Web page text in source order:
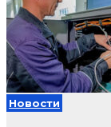
Новости